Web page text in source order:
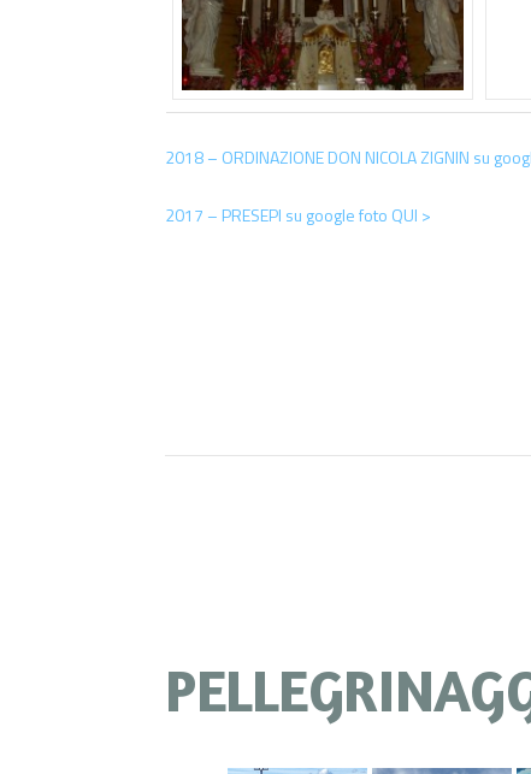
2018 – ORDINAZIONE DON NICOLA ZIGNIN su
2017 – PRESEPI su google foto QUI >